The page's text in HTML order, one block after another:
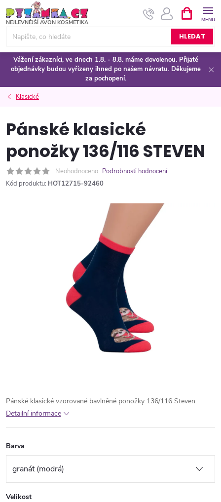
na
obsah
HLEDAT
NÁKUPNÍ
KOŠÍK
Vážení zákazníci, ve dnech 1.8. - 8.8. máme dovolenou. Přijaté
objednávky budou vyřízeny ihned po našem návratu. Děkujeme
za pochopení.
Klasické
Pánské klasické
ponožky 136/116 STEVEN
Neohodnoceno Podrobnosti hodnocení
Kód produktu: HOT12715-92460
Pánské klasické vzorované bavlněné ponožky 136/116 Steven.
Detailní informace
Barva
Velikost